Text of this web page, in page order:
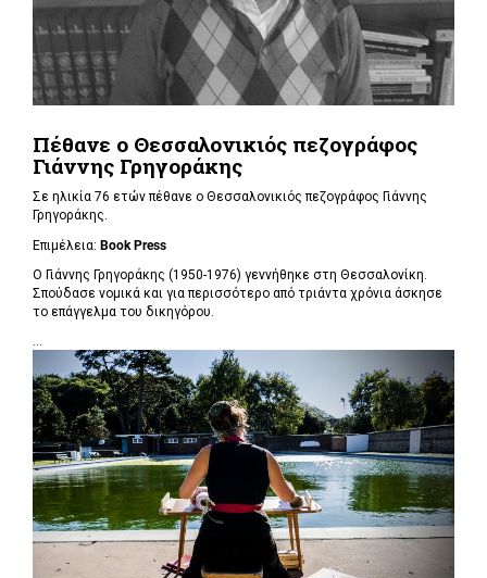
Πέθανε ο Θεσσαλονικιός πεζογράφος
Γιάννης Γρηγοράκης
Σε ηλικία 76 ετών πέθανε ο Θεσσαλονικιός πεζογράφος Γιάννης
Γρηγοράκης.
Επιμέλεια: Book Press
Ο Γιάννης Γρηγοράκης (1950-1976) γεννήθηκε στη Θεσσαλονίκη.
Σπούδασε νομικά και για περισσότερο από τριάντα χρόνια άσκησε
το επάγγελμα του δικηγόρου.
...